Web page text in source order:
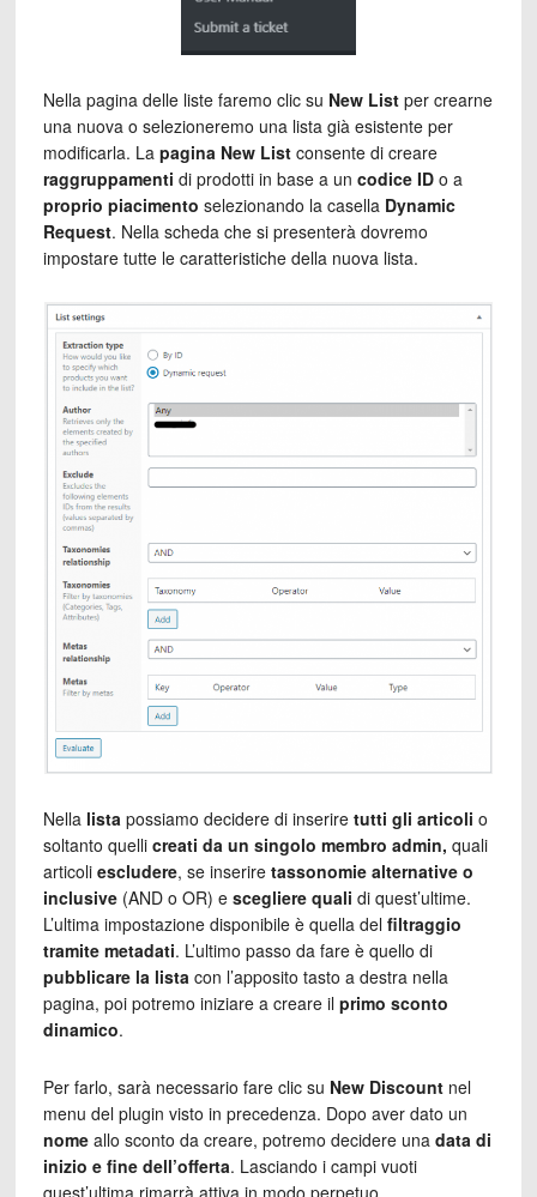
Nella pagina delle liste faremo clic su New Listper crearne
una nuova o selezioneremo una lista già esistente per
modificarla. La pagina New Listconsente di creare
raggruppamenti di prodotti in base a un codice IDo a
proprio piacimento selezionando la casella Dynamic
Request. Nella scheda che si presenterà dovremo
impostare tutte le caratteristiche della nuova lista.
Nella listapossiamo decidere di inserire tutti gli articoli o
soltanto quelli creati da un singolo membro admin, quali
articoliescludere, se inserire tassonomie alternative o
inclusive(AND o OR) e scegliere quali di quest’ultime.
L’ultima impostazione disponibile è quella del filtraggio
tramite metadati. L’ultimo passo da fare è quello di
pubblicare la listacon l’apposito tasto a destra nella
pagina, poi potremo iniziare a creare il primo sconto
dinamico.
Per farlo, sarà necessario fare clic su New Discountnel
menu del plugin visto in precedenza. Dopo aver dato un
nomeallo sconto da creare, potremo decidere una data di
inizio e fine dell’offerta. Lasciando i campi vuoti